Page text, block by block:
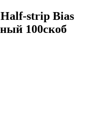
strip Bias
100скоб